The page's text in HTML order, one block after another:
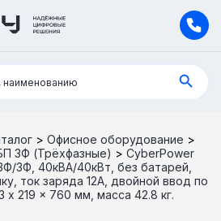
наименованию
> Офисное оборудование >
3Ф (Трёхфазные) > CyberPower
3Ф, 40кВА/40кВт, без батарей,
ток заряда 12А, двойной ввод по
x 219 x 760 мм, масса 42.8 кг.